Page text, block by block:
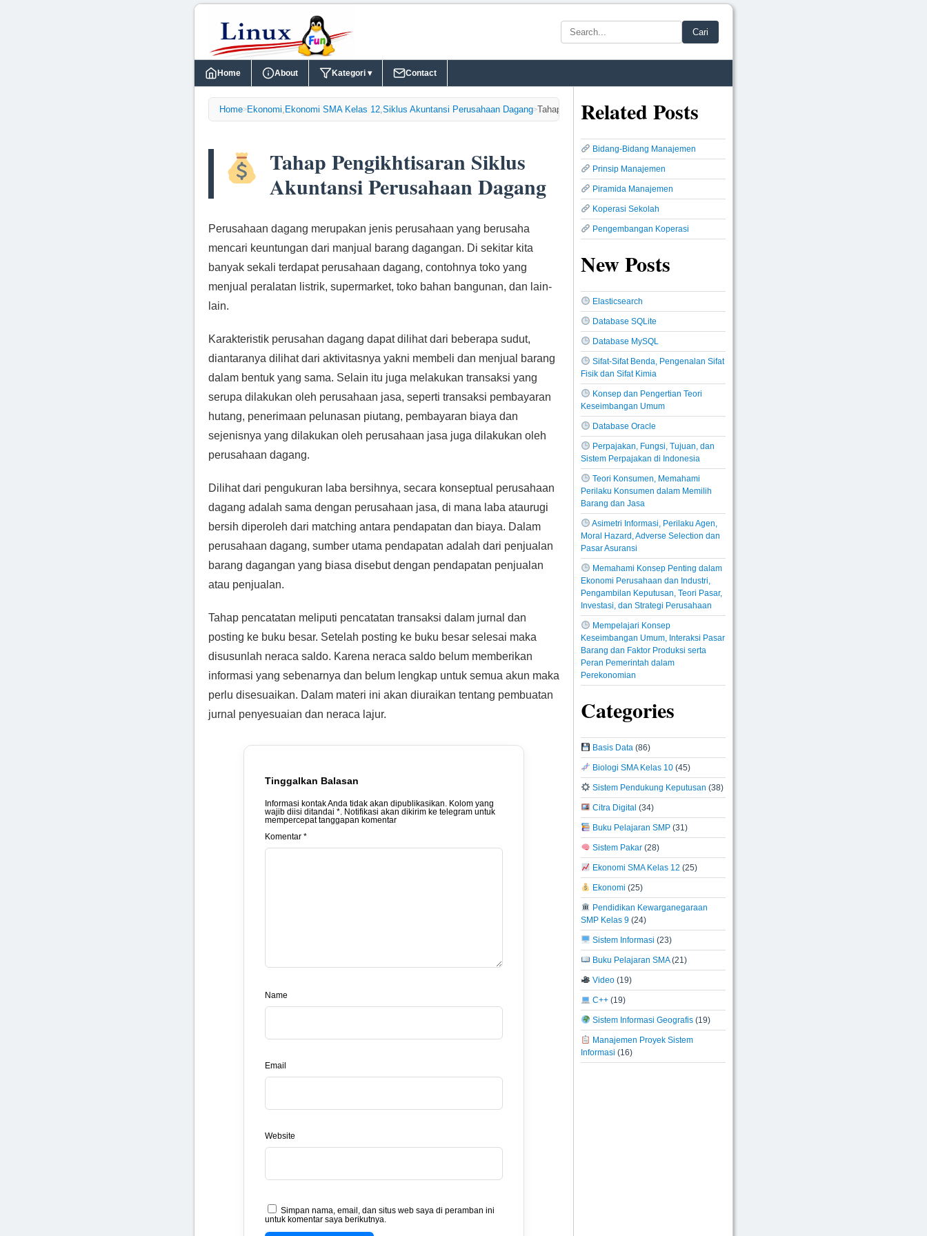
Cari
Home About Kategori ▾ Contact
Home>Ekonomi, Ekonomi SMA Kelas 12,Siklus Akuntansi Perusahaan Dagang>
Tahap Pengikhtisaran Siklus
Akuntansi Perusahaan Dagang
Perusahaan dagang merupakan jenis perusahaan yang berusaha
mencari keuntungan dari manjual barang dagangan. Di sekitar kita
banyak sekali terdapat perusahaan dagang, contohnya toko yang
menjual peralatan listrik, supermarket, toko bahan bangunan, dan lain-
lain.
Karakteristik perusahan dagang dapat dilihat dari beberapa sudut,
diantaranya dilihat dari aktivitasnya yakni membeli dan menjual barang
dalam bentuk yang sama. Selain itu juga melakukan transaksi yang
serupa dilakukan oleh perusahaan jasa, seperti transaksi pembayaran
hutang, penerimaan pelunasan piutang, pembayaran biaya dan
sejenisnya yang dilakukan oleh perusahaan jasa juga dilakukan oleh
perusahaan dagang.
Dilihat dari pengukuran laba bersihnya, secara konseptual perusahaan
dagang adalah sama dengan perusahaan jasa, di mana laba ataurugi
bersih diperoleh dari matching antara pendapatan dan biaya. Dalam
perusahaan dagang, sumber utama pendapatan adalah dari penjualan
barang dagangan yang biasa disebut dengan pendapatan penjualan
atau penjualan.
Tahap pencatatan meliputi pencatatan transaksi dalam jurnal dan
posting ke buku besar. Setelah posting ke buku besar selesai maka
disusunlah neraca saldo. Karena neraca saldo belum memberikan
informasi yang sebenarnya dan belum lengkap untuk semua akun maka
perlu disesuaikan. Dalam materi ini akan diuraikan tentang pembuatan
jurnal penyesuaian dan neraca lajur.
Tinggalkan Balasan
Informasi kontak Anda tidak akan dipublikasikan. Kolom yang
wajib diisi ditandai *. Notifikasi akan dikirim ke telegram untuk
mempercepat tanggapan komentar
Komentar *
Name
Email
Website
Simpan nama, email, dan situs web saya di peramban ini
untuk komentar saya berikutnya.
Related Posts
Bidang-Bidang Manajemen
Prinsip Manajemen
Piramida Manajemen
Koperasi Sekolah
Pengembangan Koperasi
New Posts
Elasticsearch
Database SQLite
Database MySQL
Sifat-Sifat Benda, Pengenalan Sifat
Fisik dan Sifat Kimia
Konsep dan Pengertian Teori
Keseimbangan Umum
Database Oracle
Perpajakan, Fungsi, Tujuan, dan
Sistem Perpajakan di Indonesia
Teori Konsumen, Memahami
Perilaku Konsumen dalam Memilih
Barang dan Jasa
Asimetri Informasi, Perilaku Agen,
Moral Hazard, Adverse Selection dan
Pasar Asuransi
Memahami Konsep Penting dalam
Ekonomi Perusahaan dan Industri,
Pengambilan Keputusan, Teori Pasar,
Investasi, dan Strategi Perusahaan
Mempelajari Konsep
Keseimbangan Umum, Interaksi Pasar
Barang dan Faktor Produksi serta
Peran Pemerintah dalam
Perekonomian
Categories
Basis Data (86)
Biologi SMA Kelas 10(45)
Sistem Pendukung Keputusan (38)
Citra Digital (34)
Buku Pelajaran SMP(31)
Sistem Pakar(28)
Ekonomi SMA Kelas 12 (25)
Ekonomi (25)
Pendidikan Kewarganegaraan
SMP Kelas 9 (24)
Sistem Informasi (23)
Buku Pelajaran SMA(21)
Video(19)
C++(19)
Sistem Informasi Geografis(19)
Manajemen Proyek Sistem
Informasi (16)